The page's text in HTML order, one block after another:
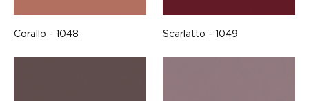
Corallo - 1048 Scarlatto - 1049